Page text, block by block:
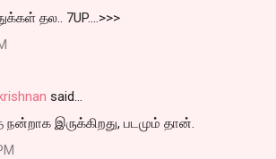
தல.. 7UP....>>>
said…
இருக்கிறது, படமும் தான்.